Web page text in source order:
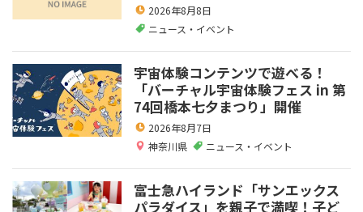
2026年8月8日
ニュース・イベント
宇宙体験コンテンツで遊べる！
「バーチャル宇宙体験フェス in 第
74回橋本七夕まつり」開催
2026年8月7日
神奈川県
ニュース・イベント
富士急ハイランド「サンエックス
パラダイス」を親子で満喫！子ど